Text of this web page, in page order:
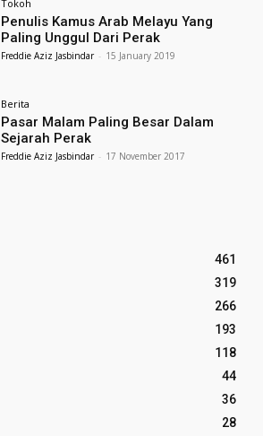
Tokoh
Penulis Kamus Arab Melayu Yang
Paling Unggul Dari Perak
Freddie Aziz Jasbindar - 15 January 2019
Berita
Pasar Malam Paling Besar Dalam
Sejarah Perak
Freddie Aziz Jasbindar - 17 November 2017
461
319
266
193
118
44
36
28